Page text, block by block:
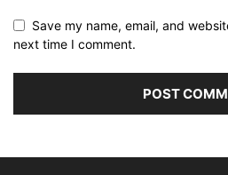
Save my name, email, and
next time I comment.